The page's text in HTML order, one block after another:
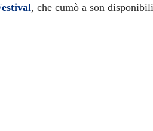
, che cumò a son